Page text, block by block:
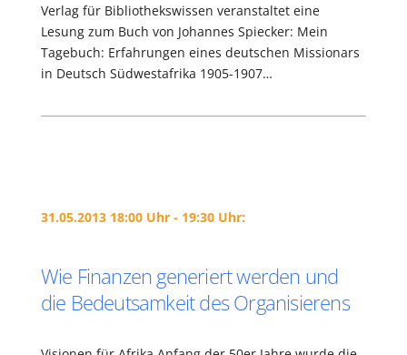
Verlag für Bibliothekswissen veranstaltet eine
Lesung zum Buch von Johannes Spiecker: Mein
Tagebuch: Erfahrungen eines deutschen Missionars
in Deutsch Südwestafrika 1905-1907…
31.05.2013 18:00 Uhr - 19:30 Uhr:
Wie Finanzen generiert werden und
die Bedeutsamkeit des Organisierens